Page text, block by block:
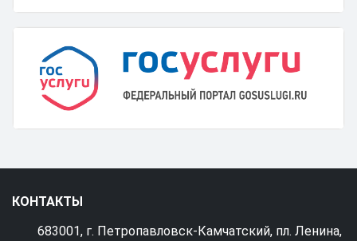
КОНТАКТЫ
683001, г. Петропавловск-Камчатский, пл. Ленина,